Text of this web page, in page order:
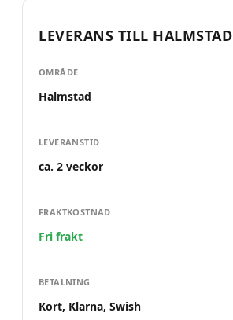
LEVERANS TILL HALMSTAD
OMRÅDE
Halmstad
LEVERANSTID
ca. 2 veckor
FRAKTKOSTNAD
Fri frakt
BETALNING
Kort, Klarna, Swish